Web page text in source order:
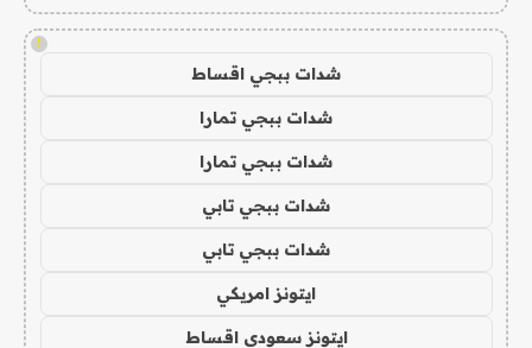
!
شدات ببجي اقساط
شدات ببجي تمارا
شدات ببجي تمارا
شدات ببجي تابي
شدات ببجي تابي
ايتونز امريكي
ايتونز سعودي اقساط